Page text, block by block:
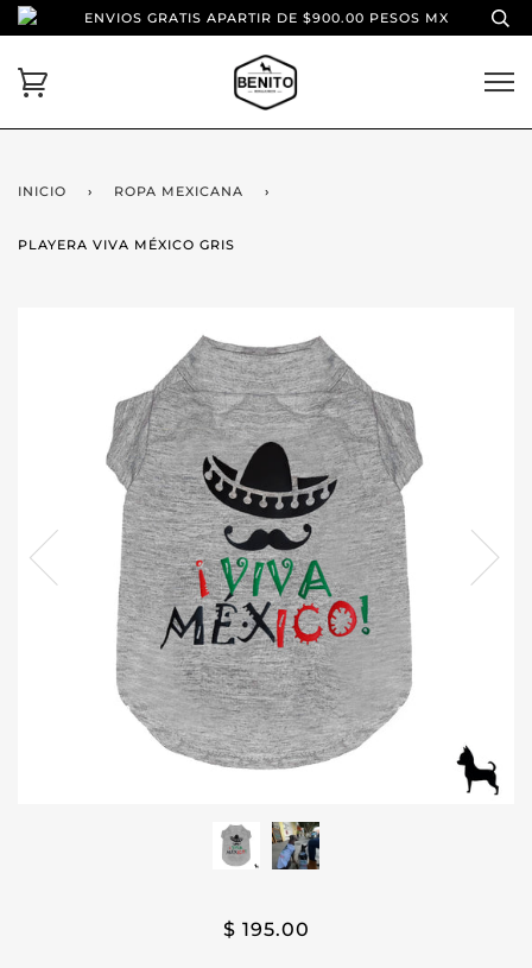
ENVIOS GRATIS APARTIR DE $900.00 PESOS MX
INICIO › ROPA MEXICANA ›
PLAYERA VIVA MÉXICO GRIS
$ 195.00